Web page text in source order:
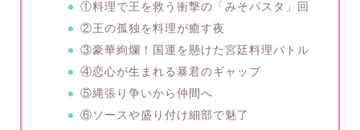
①料理で王を救う衝撃の「みそパスタ」回
②王の孤独を料理が癒す夜
③豪華絢爛！国運を懸けた宮廷料理バトル
④恋心が生まれる暴君のギャップ
⑤縄張り争いから仲間へ
⑥ソースや盛り付け細部で魅了